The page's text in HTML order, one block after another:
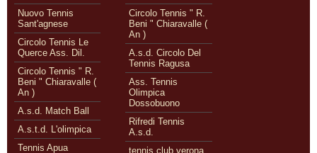
Nuovo Tennis
Sant'agnese
Circolo Tennis Le
Querce Ass. Dil.
Circolo Tennis " R.
Beni " Chiaravalle (
An )
A.s.d. Match Ball
A.s.t.d. L'olimpica
Tennis Apua
Circolo Tennis " R.
Beni " Chiaravalle (
An )
A.s.d. Circolo Del
Tennis Ragusa
Ass. Tennis
Olimpica
Dossobuono
Rifredi Tennis
A.s.d.
tennis club verona